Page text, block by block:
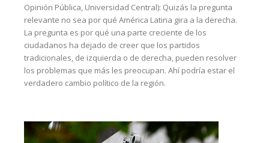
Opinión Pública, Universidad Central): Quizás la pregunta
relevante no sea por qué América Latina gira a la derecha.
La pregunta es por qué una parte creciente de los
ciudadanos ha dejado de creer que los partidos
tradicionales, de izquierda o de derecha, pueden resolver
los problemas que más les preocupan. Ahí podría estar el
verdadero cambio político de la región.